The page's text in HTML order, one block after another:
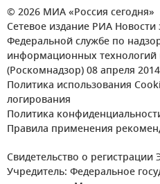
© 2026 МИА «Россия сегодня»
Сетевое издание РИА Новости
Федеральной службе по
информационных
(Роскомнадзор) 08 апреля
Политика использования
логирования
Политика
Правила применения
Свидетельство о
Учредитель: Федеральное